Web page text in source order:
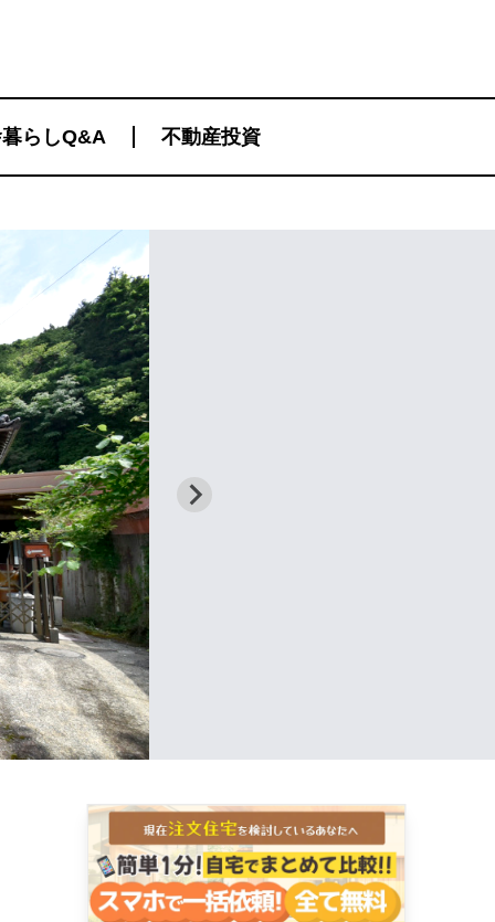
らしQ&A 不動産投資